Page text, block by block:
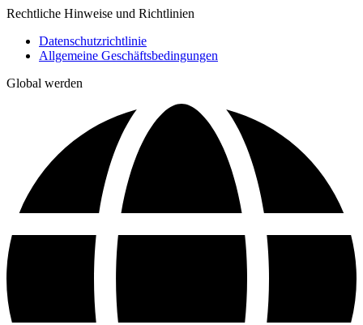
Rechtliche Hinweise und Richtlinien
Datenschutzrichtlinie
Allgemeine Geschäftsbedingungen
Global werden